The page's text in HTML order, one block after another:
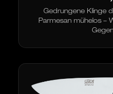
Gedrungene Klinge
Parmesan mühelos –